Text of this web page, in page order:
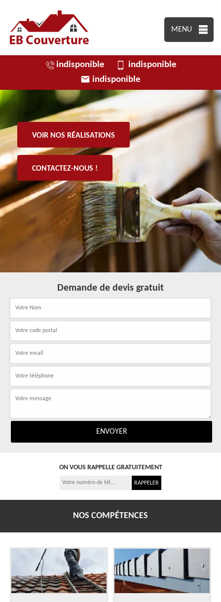
MENU
indisponible
indisponible
indisponible
VOIR NOS RÉALISATIONS
CONTACTEZ-NOUS !
Demande de devis gratuit
ON VOUS RAPPELLE GRATUITEMENT
NOS COMPÉTENCES